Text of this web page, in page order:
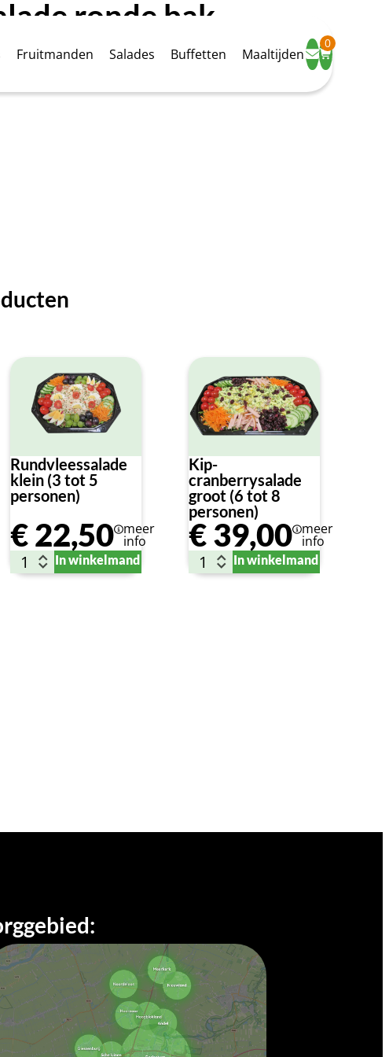
Fruitmanden Salades Buffetten Maaltijden
0
ronde bak
Rundvleessalade
klein (3 tot 5
personen)
€22,50 meer
info
In winkelmand
Kip-
cranberrysalade
groot (6 tot 8
personen)
€39,00 meer
info
In winkelmand